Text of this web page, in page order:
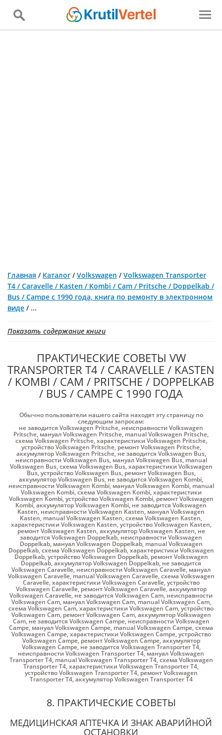
Главная / Каталог /Volkswagen /Volkswagen Transporter
T4 / Caravelle / Kasten / Kombi / Cam / Pritsche / Doppelkab /
Bus / Campe с 1990 года, книга по ремонту в электронном
виде / ...
Показать содержание книги
ПРАКТИЧЕСКИЕ СОВЕТЫ VW
TRANSPORTER T4 / CARAVELLE / KASTEN
/ KOMBI / CAM / PRITSCHE / DOPPELKAB
/ BUS / CAMPE С 1990 ГОДА
Обычно пользователи нашего сайта находят эту страницу по
следующим запросам:
не заводится Volkswagen Pritsche, неисправности Volkswagen
Pritsche, мануал Volkswagen Pritsche, manual Volkswagen Pritsche,
схема Volkswagen Pritsche,характеристики Volkswagen Pritsche,
устройство Volkswagen Pritsche, ремонт Volkswagen Pritsche,
аккумулятор Volkswagen Pritsche, не заводится Volkswagen Bus,
неисправности Volkswagen Bus, мануал Volkswagen Bus,manual
Volkswagen Bus,схема Volkswagen Bus,характеристики Volkswagen
Bus,устройство Volkswagen Bus, ремонт Volkswagen Bus,
аккумулятор Volkswagen Bus, не заводится Volkswagen Kombi,
неисправности Volkswagen Kombi, мануал Volkswagen Kombi, manual
Volkswagen Kombi,схема Volkswagen Kombi,характеристики
Volkswagen Kombi,устройство Volkswagen Kombi, ремонт Volkswagen
Kombi,аккумулятор Volkswagen Kombi, не заводится Volkswagen
Kasten, неисправности Volkswagen Kasten, мануал Volkswagen
Kasten, manual Volkswagen Kasten,схема Volkswagen Kasten,
характеристики Volkswagen Kasten,устройство Volkswagen Kasten,
ремонт Volkswagen Kasten,аккумулятор Volkswagen Kasten, не
заводится Volkswagen Doppelkab, неисправности Volkswagen
Doppelkab, мануал Volkswagen Doppelkab, manual Volkswagen
Doppelkab,схема Volkswagen Doppelkab,характеристики Volkswagen
Doppelkab,устройство Volkswagen Doppelkab, ремонт Volkswagen
Doppelkab,аккумулятор Volkswagen Doppelkab, не заводится
Volkswagen Caravelle, неисправности Volkswagen Caravelle, мануал
Volkswagen Caravelle, manual Volkswagen Caravelle,схема Volkswagen
Caravelle,характеристики Volkswagen Caravelle,устройство
Volkswagen Caravelle, ремонт Volkswagen Caravelle,аккумулятор
Volkswagen Caravelle, не заводится Volkswagen Cam, неисправности
Volkswagen Cam, мануал Volkswagen Cam, manual Volkswagen Cam,
схема Volkswagen Cam,характеристики Volkswagen Cam,устройство
Volkswagen Cam, ремонт Volkswagen Cam,аккумулятор Volkswagen
Cam, не заводится Volkswagen Campe, неисправности Volkswagen
Campe, мануал Volkswagen Campe, manual Volkswagen Campe,схема
Volkswagen Campe,характеристики Volkswagen Campe,устройство
Volkswagen Campe, ремонт Volkswagen Campe,аккумулятор
Volkswagen Campe, не заводится Volkswagen Transporter T4,
неисправности Volkswagen Transporter T4,мануал Volkswagen
Transporter T4, manual Volkswagen Transporter T4,схема Volkswagen
Transporter T4,характеристики Volkswagen Transporter T4,
устройство Volkswagen Transporter T4, ремонт Volkswagen
Transporter T4,аккумулятор Volkswagen Transporter T4
8. ПРАКТИЧЕСКИЕ СОВЕТЫ
МЕДИЦИНСКАЯ АПТЕЧКА И ЗНАК АВАРИЙНОЙ
ОСТАНОВКИ